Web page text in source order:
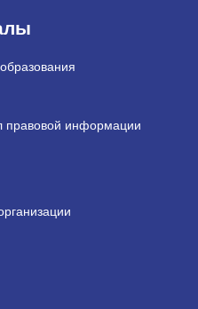
правовой информации